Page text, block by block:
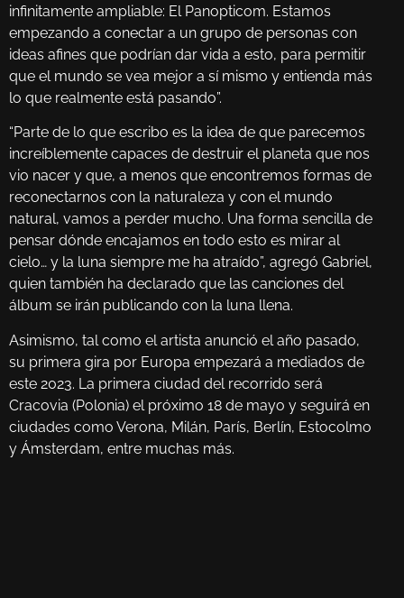
infinitamente ampliable: El Panopticom. Estamos
empezando a conectar a un grupo de personas con
ideas afines que podrían dar vida a esto, para permitir
que el mundo se vea mejor a sí mismo y entienda más
lo que realmente está pasando”.
“Parte de lo que escribo es la idea de que parecemos
increíblemente capaces de destruir el planeta que nos
vio nacer y que, a menos que encontremos formas de
reconectarnos con la naturaleza y con el mundo
natural, vamos a perder mucho. Una forma sencilla de
pensar dónde encajamos en todo esto es mirar al
cielo… y la luna siempre me ha atraído”, agregó Gabriel,
quien también ha declarado que las canciones del
álbum se irán publicando con la luna llena.
Asimismo, tal como el artista anunció el año pasado,
su primera gira por Europa empezará a mediados de
este 2023. La primera ciudad del recorrido será
Cracovia (Polonia) el próximo 18 de mayo y seguirá en
ciudades como Verona, Milán, París, Berlín, Estocolmo
y Ámsterdam, entre muchas más.